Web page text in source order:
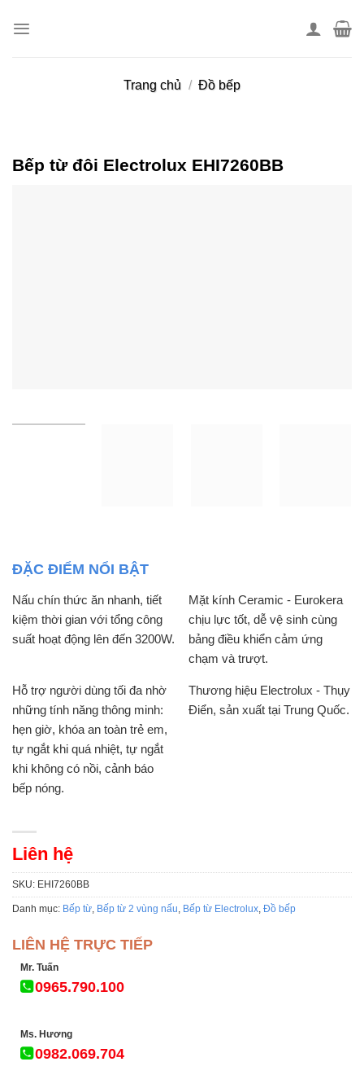
Trang chủ / Đồ bếp
Bếp từ đôi Electrolux EHI7260BB
ĐẶC ĐIỂM NỔI BẬT
Nấu chín thức ăn nhanh, tiết
kiệm thời gian với tổng công
suất hoạt động lên đến 3200W.
Mặt kính Ceramic - Eurokera
chịu lực tốt, dễ vệ sinh cùng
bảng điều khiển cảm ứng
chạm và trượt.
Hỗ trợ người dùng tối đa nhờ
những tính năng thông minh:
hẹn giờ, khóa an toàn trẻ em,
tự ngắt khi quá nhiệt, tự ngắt
khi không có nồi, cảnh báo
bếp nóng.
Thương hiệu Electrolux - Thụy
Điển, sản xuất tại Trung Quốc.
Liên hệ
SKU: EHI7260BB
Danh mục: Bếp từ, Bếp từ 2 vùng nấu, Bếp từ Electrolux, Đồ bếp
LIÊN HỆ TRỰC TIẾP
Mr. Tuấn
0965.790.100
Ms. Hương
0982.069.704